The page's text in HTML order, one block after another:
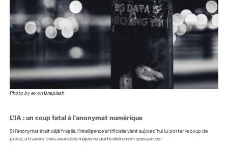
Photo byevonUnsplash
L’IA : un coup fatal à l’anonymat numérique
Si l’anonymat était déjà fragile, l’intelligence artificielle vient aujourd’hui lui porter le coup de
grâce, à travers trois avancées majeures particulièrement puissantes :